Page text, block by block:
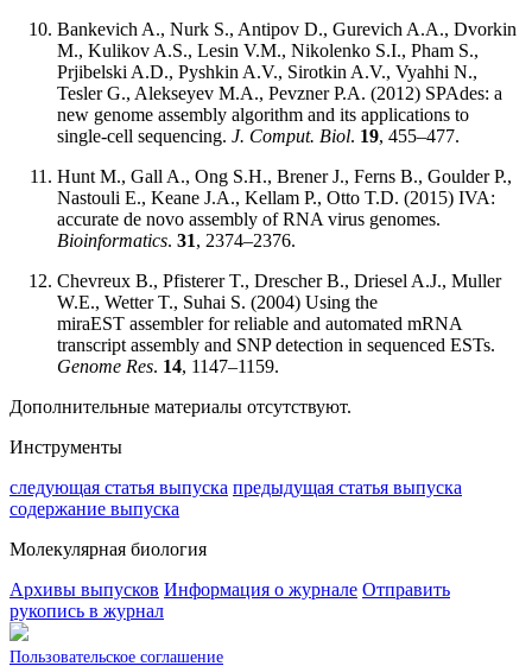
Bankevich A., Nurk S., Antipov D., Gurevich A.A., Dvorkin
M., Kulikov A.S., Lesin V.M., Nikolenko S.I., Pham S.,
Prjibelski A.D., Pyshkin A.V., Sirotkin A.V., Vyahhi N.,
Tesler G., Alekseyev M.A., Pevzner P.A. (2012) SPAdes: a
new genome assembly algorithm and its applications to
single-cell sequencing. J. Comput. Biol. 19, 455–477.
Hunt M., Gall A., Ong S.H., Brener J., Ferns B., Goulder P.,
Nastouli E., Keane J.A., Kellam P., Otto T.D. (2015) IVA:
accurate de novo assembly of RNA virus genomes.
Bioinformatics. 31, 2374–2376.
Chevreux B., Pfisterer T., Drescher B., Driesel A.J., Muller
W.E., Wetter T., Suhai S. (2004) Using the
miraEST assembler for reliable and automated mRNA
transcript assembly and SNP detection in sequenced ESTs.
Genome Res. 14, 1147–1159.
Дополнительные материалы отсутствуют.
Инструменты
следующая статья выпуска предыдущая статья выпуска
содержание выпуска
Молекулярная биология
Архивы выпусков Информация о журнале Отправить
рукопись в журнал
Пользовательское соглашение